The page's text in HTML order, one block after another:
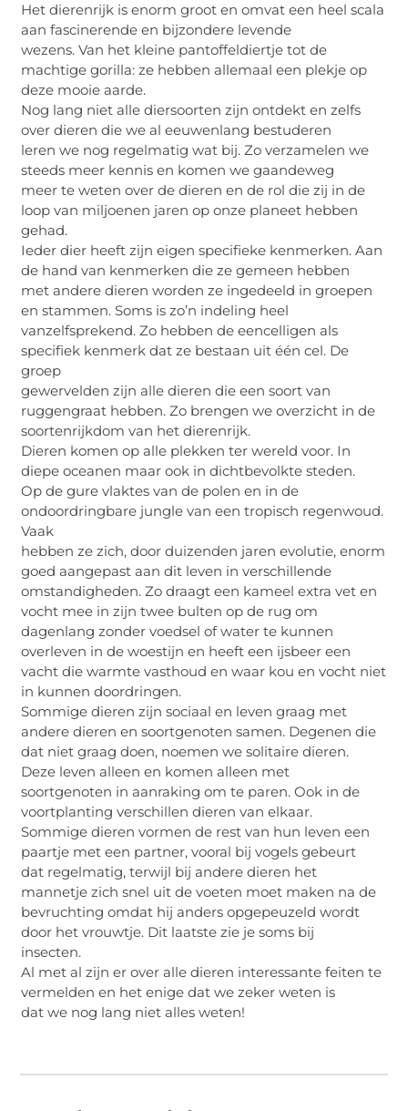
Het dierenrijk is enorm groot en omvat een heel scala
aan fascinerende en bijzondere levende
wezens. Van het kleine pantoffeldiertje tot de
machtige gorilla: ze hebben allemaal een plekje op
deze mooie aarde.
Nog lang niet alle diersoorten zijn ontdekt en zelfs
over dieren die we al eeuwenlang bestuderen
leren we nog regelmatig wat bij. Zo verzamelen we
steeds meer kennis en komen we gaandeweg
meer te weten over de dieren en de rol die zij in de
loop van miljoenen jaren op onze planeet hebben
gehad.
Ieder dier heeft zijn eigen specifieke kenmerken. Aan
de hand van kenmerken die ze gemeen hebben
met andere dieren worden ze ingedeeld in groepen
en stammen. Soms is zo’n indeling heel
vanzelfsprekend. Zo hebben de eencelligen als
specifiek kenmerk dat ze bestaan uit één cel. De
groep
gewervelden zijn alle dieren die een soort van
ruggengraat hebben. Zo brengen we overzicht in de
soortenrijkdom van het dierenrijk.
Dieren komen op alle plekken ter wereld voor. In
diepe oceanen maar ook in dichtbevolkte steden.
Op de gure vlaktes van de polen en in de
ondoordringbare jungle van een tropisch regenwoud.
Vaak
hebben ze zich, door duizenden jaren evolutie, enorm
goed aangepast aan dit leven in verschillende
omstandigheden. Zo draagt een kameel extra vet en
vocht mee in zijn twee bulten op de rug om
dagenlang zonder voedsel of water te kunnen
overleven in de woestijn en heeft een ijsbeer een
vacht die warmte vasthoud en waar kou en vocht niet
in kunnen doordringen.
Sommige dieren zijn sociaal en leven graag met
andere dieren en soortgenoten samen. Degenen die
dat niet graag doen, noemen we solitaire dieren.
Deze leven alleen en komen alleen met
soortgenoten in aanraking om te paren. Ook in de
voortplanting verschillen dieren van elkaar.
Sommige dieren vormen de rest van hun leven een
paartje met een partner, vooral bij vogels gebeurt
dat regelmatig, terwijl bij andere dieren het
mannetje zich snel uit de voeten moet maken na de
bevruchting omdat hij anders opgepeuzeld wordt
door het vrouwtje. Dit laatste zie je soms bij
insecten.
Al met al zijn er over alle dieren interessante feiten te
vermelden en het enige dat we zeker weten is
dat we nog lang niet alles weten!